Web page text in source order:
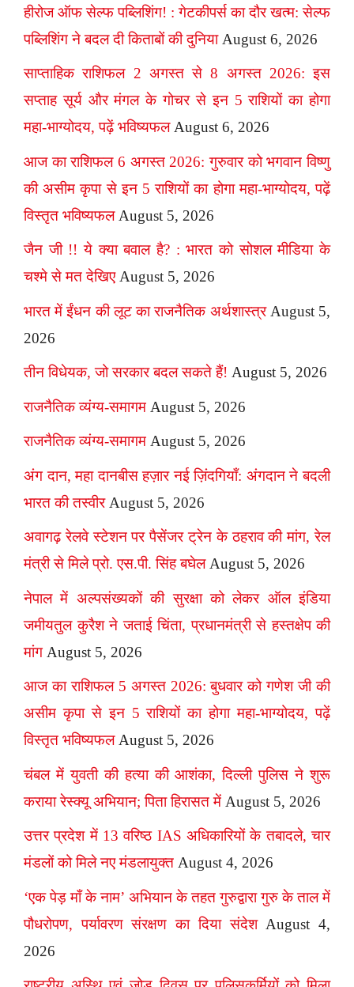
हीरोज ऑफ सेल्फ पब्लिशिंग! : गेटकीपर्स का दौर खत्म: सेल्फ
पब्लिशिंग ने बदल दी किताबों की दुनिया August 6, 2026
साप्ताहिक राशिफल 2 अगस्त से 8 अगस्त 2026: इस
सप्ताह सूर्य और मंगल के गोचर से इन 5 राशियों का होगा
महा-भाग्योदय, पढ़ें भविष्यफल August 6, 2026
आज का राशिफल 6 अगस्त 2026: गुरुवार को भगवान विष्णु
की असीम कृपा से इन 5 राशियों का होगा महा-भाग्योदय, पढ़ें
विस्तृत भविष्यफल August 5, 2026
जैन जी !! ये क्या बवाल है? : भारत को सोशल मीडिया के
चश्मे से मत देखिए August 5, 2026
भारत में ईंधन की लूट का राजनैतिक अर्थशास्त्र August 5,
2026
तीन विधेयक, जो सरकार बदल सकते हैं! August 5, 2026
राजनैतिक व्यंग्य-समागम August 5, 2026
राजनैतिक व्यंग्य-समागम August 5, 2026
अंग दान, महा दानबीस हज़ार नई ज़िंदगियाँ: अंगदान ने बदली
भारत की तस्वीर August 5, 2026
अवागढ़ रेलवे स्टेशन पर पैसेंजर ट्रेन के ठहराव की मांग, रेल
मंत्री से मिले प्रो. एस.पी. सिंह बघेल August 5, 2026
नेपाल में अल्पसंख्यकों की सुरक्षा को लेकर ऑल इंडिया
जमीयतुल कुरैश ने जताई चिंता, प्रधानमंत्री से हस्तक्षेप की
मांग August 5, 2026
आज का राशिफल 5 अगस्त 2026: बुधवार को गणेश जी की
असीम कृपा से इन 5 राशियों का होगा महा-भाग्योदय, पढ़ें
विस्तृत भविष्यफल August 5, 2026
चंबल में युवती की हत्या की आशंका, दिल्ली पुलिस ने शुरू
कराया रेस्क्यू अभियान; पिता हिरासत में August 5, 2026
उत्तर प्रदेश में 13 वरिष्ठ IAS अधिकारियों के तबादले, चार
मंडलों को मिले नए मंडलायुक्त August 4, 2026
‘एक पेड़ माँ के नाम’ अभियान के तहत गुरुद्वारा गुरु के ताल में
पौधरोपण, पर्यावरण संरक्षण का दिया संदेश August 4,
2026